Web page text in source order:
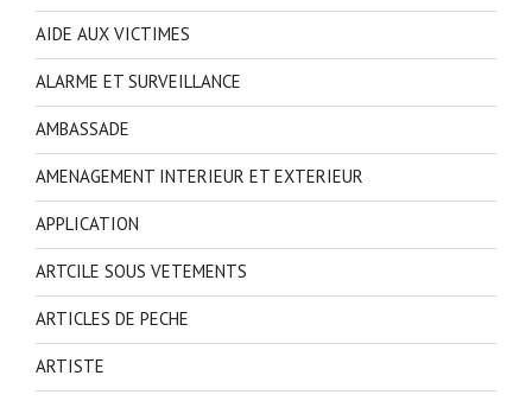
AIDE AUX VICTIMES
ALARME ET SURVEILLANCE
AMBASSADE
AMENAGEMENT INTERIEUR ET EXTERIEUR
APPLICATION
ARTCILE SOUS VETEMENTS
ARTICLES DE PECHE
ARTISTE